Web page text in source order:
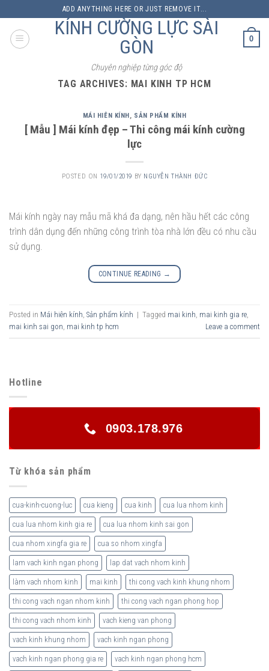
to
content
ADD ANYTHING HERE OR JUST REMOVE IT...
KÍNH CƯỜNG LỰC SÀI
GÒN
Chuyên nghiệp từng góc độ
0
TAG ARCHIVES: MAI KINH TP HCM
MÁI HIÊN KÍNH, SẢN PHẨM KÍNH
[ Mẫu ] Mái kính đẹp – Thi công mái kính cường
lực
POSTED ON 19/01/2019 BY NGUYỄN THÀNH ĐỨC
Mái kính ngày nay mẫu mã khá đa dạng, nên hầu hết các công
trình dân dụng đến những công trình tòa nhà lớn đều có nhu cầu
sử dụng.
CONTINUE READING →
Posted in Mái hiên kính Sản phẩm kính | Tagged mai kinh mai kinh gia re
mai kinh sai gon mai kinh tp hcm Leave a comment
Hotline
0903.178.976
Từ khóa sản phẩm
cua-kinh-cuong-luc cua kieng cua kinh cua lua nhom kinh
cua lua nhom kinh gia re cua lua nhom kinh sai gon
cua nhom xingfa gia re cua so nhom xingfa
lam vach kinh ngan phong lap dat vach nhom kinh
làm vach nhom kinh mai kinh thi cong vach kinh khung nhom
thi cong vach ngan nhom kinh thi cong vach ngan phong hop
thi cong vach nhom kinh vach kieng van phong
vach kinh khung nhom vach kinh ngan phong
vach kinh ngan phong gia re vach kinh ngan phong hcm